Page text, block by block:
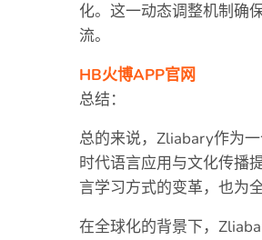
化。这一动态调整机制确
流。
HB火博APP官网
总结：
总的来说，Zliabary作为
时代语言应用与文化传播
言学习方式的变革，也为
在全球化的背景下，